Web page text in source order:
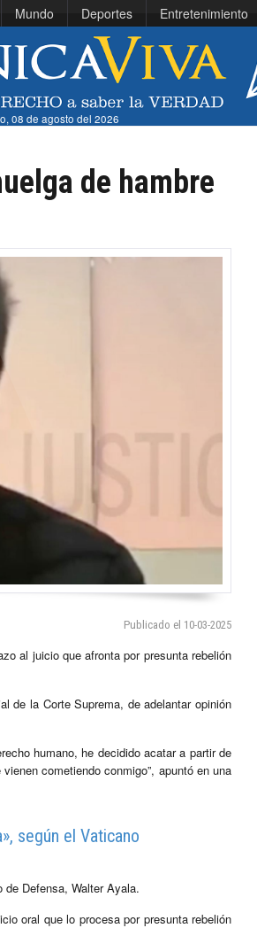
Mundo Deportes Entretenimiento
08 de agosto del 2026
de hambre
Publicado el 10-03-2025
al juicio que afronta por presunta rebelión
de la Corte Suprema, de adelantar opinión
humano, he decidido acatar a partir de
cometiendo conmigo”, apuntó en una
según el Vaticano
Defensa, Walter Ayala.
oral que lo procesa por presunta rebelión